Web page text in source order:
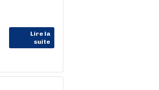
Lire la
suite